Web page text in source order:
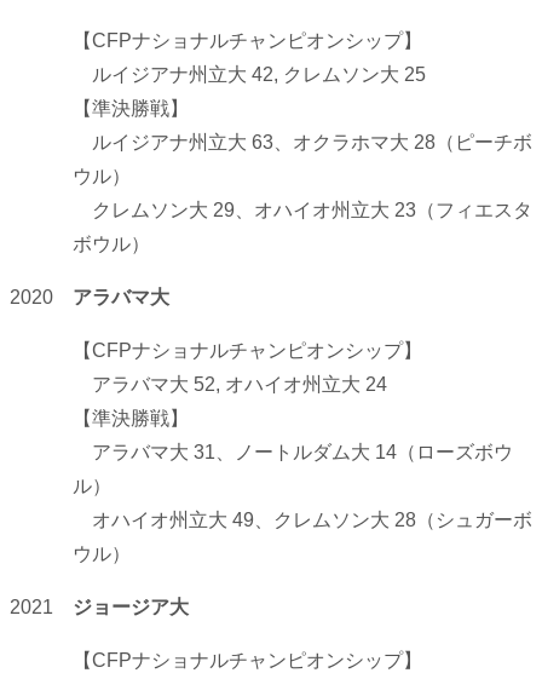
【CFPナショナルチャンピオンシップ】
ルイジアナ州立大 42, クレムソン大 25
【準決勝戦】
ルイジアナ州立大 63、オクラホマ大 28（ピーチボ
ウル）
クレムソン大 29、オハイオ州立大 23（フィエスタ
ボウル）
2020 アラバマ大
【CFPナショナルチャンピオンシップ】
アラバマ大 52, オハイオ州立大 24
【準決勝戦】
アラバマ大 31、ノートルダム大 14（ローズボウ
ル）
オハイオ州立大 49、クレムソン大 28（シュガーボ
ウル）
2021 ジョージア大
【CFPナショナルチャンピオンシップ】